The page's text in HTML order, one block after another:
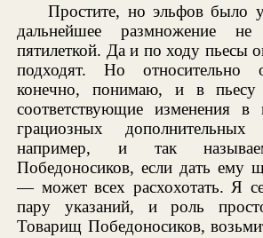
Простите, но эльфов было
дальнейшее размножение не
пятилеткой. Да и по ходу пьесы
подходят. Но
конечно, понимаю, и в пьесу
соответствующие изменения
грациозных
например, и так
Победоносиков, если дать ему
— может всех расхохотать. Я
пару указаний, и роль
Товарищ Победоносиков,